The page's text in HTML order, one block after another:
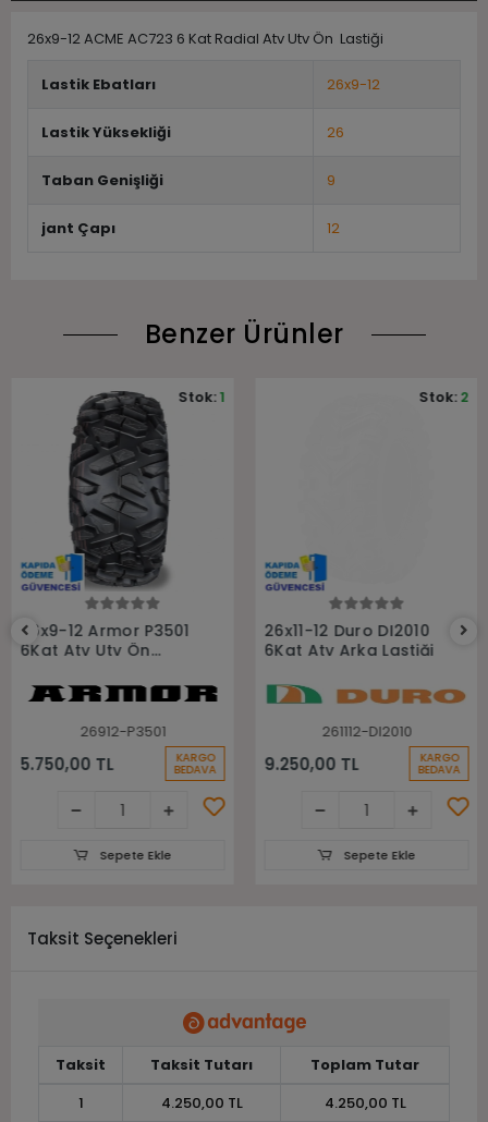
26x9-12 ACME AC723 6 Kat Radial Atv Utv Ön Lastiği
Lastik Ebatları 26x9-12
Lastik Yüksekliği 26
Taban Genişliği 9
jant Çapı 12
Benzer Ürünler
26x9-12 Armor P3501
6Kat Atv Utv Ön
26912-P3501
5.750,00 TL KARGO
BEDAVA
Stok:1
Sepete Ekle
26x11-12 Duro DI2010
6Kat Atv Arka Lastiği
261112-DI2010
9.250,00 TL KARGO
BEDAVA
Stok:2
Sepete Ekle
Taksit Seçenekleri
Taksit Taksit Tutarı
Toplam Tutar
1
4.250,00 TL 4.250,00 TL